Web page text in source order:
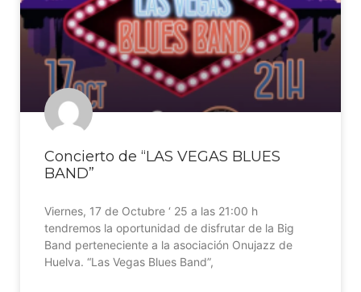
Concierto de “LAS VEGAS BLUES
BAND”
Viernes, 17 de Octubre ‘ 25 a las 21:00 h
tendremos la oportunidad de disfrutar de la Big
Band perteneciente a la asociación Onujazz de
Huelva. “Las Vegas Blues Band”,